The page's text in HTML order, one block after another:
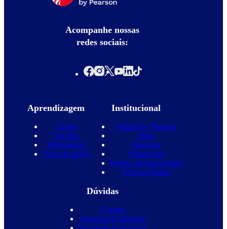
Acompanhe nossas
redes sociais:
Aprendizagem
Cursos
Escolas
Diferenciais
Teste de inglês
Institucional
Wizard by Pearson
Blog
Parcerias
Promoções
Política de privacidade
Projeto Águias
Dúvidas
Contato
Franquia de Idiomas